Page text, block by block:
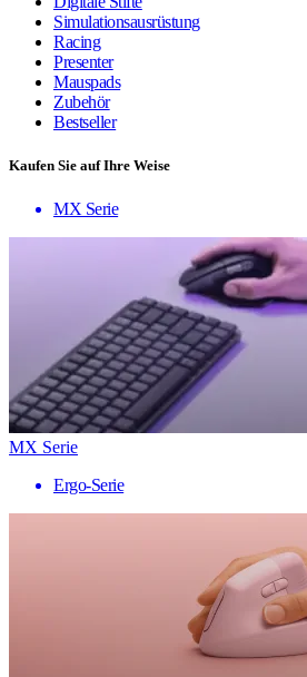
Simulationsausrüstung
Racing
Presenter
Mauspads
Zubehör
Bestseller
Kaufen Sie auf Ihre Weise
MX Serie
MX Serie
Ergo-Serie